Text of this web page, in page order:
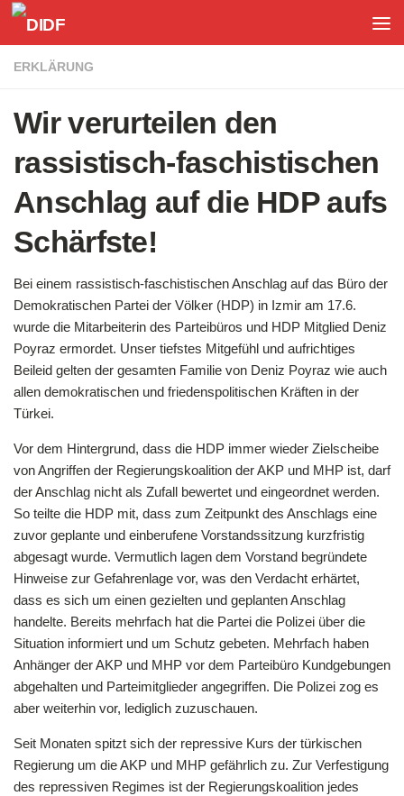
Unter dem Inhalt
ERKLÄRUNG
Wir verurteilen den
rassistisch-faschistischen
Anschlag auf die HDP aufs
Schärfste!
Bei einem rassistisch-faschistischen Anschlag auf das Büro der
Demokratischen Partei der Völker (HDP) in Izmir am 17.6.
wurde die Mitarbeiterin des Parteibüros und HDP Mitglied Deniz
Poyraz ermordet. Unser tiefstes Mitgefühl und aufrichtiges
Beileid gelten der gesamten Familie von Deniz Poyraz wie auch
allen demokratischen und friedenspolitischen Kräften in der
Türkei.
Vor dem Hintergrund, dass die HDP immer wieder Zielscheibe
von Angriffen der Regierungskoalition der AKP und MHP ist, darf
der Anschlag nicht als Zufall bewertet und eingeordnet werden.
So teilte die HDP mit, dass zum Zeitpunkt des Anschlags eine
zuvor geplante und einberufene Vorstandssitzung kurzfristig
abgesagt wurde. Vermutlich lagen dem Vorstand begründete
Hinweise zur Gefahrenlage vor, was den Verdacht erhärtet,
dass es sich um einen gezielten und geplanten Anschlag
handelte. Bereits mehrfach hat die Partei die Polizei über die
Situation informiert und um Schutz gebeten. Mehrfach haben
Anhänger der AKP und MHP vor dem Parteibüro Kundgebungen
abgehalten und Parteimitglieder angegriffen. Die Polizei zog es
aber weiterhin vor, lediglich zuzuschauen.
Seit Monaten spitzt sich der repressive Kurs der türkischen
Regierung um die AKP und MHP gefährlich zu. Zur Verfestigung
des repressiven Regimes ist der Regierungskoalition jedes